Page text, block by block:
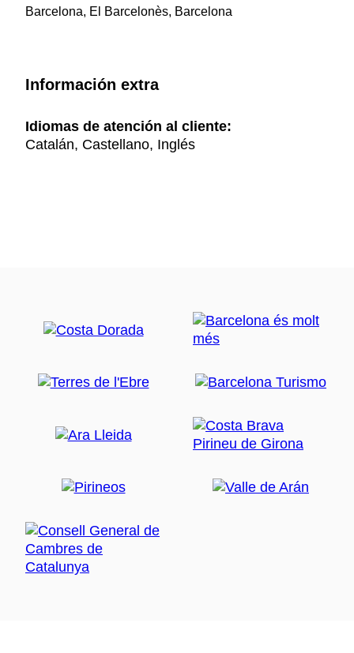
Barcelona, El Barcelonès, Barcelona
Información extra
Idiomas de atención al cliente:
Catalán, Castellano, Inglés